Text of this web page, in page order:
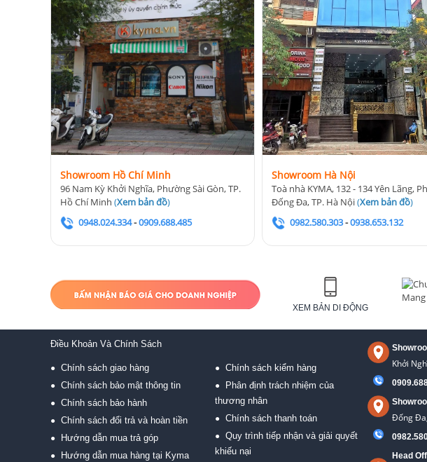
Showroom Hồ Chí Minh
96 Nam Kỳ Khởi Nghĩa, Phường Sài Gòn, TP.
Hồ Chí Minh (Xem bản đồ)
0948.024.334-0909.688.485
Showroom Hà Nội
Toà nhà KYMA, 132 - 134 Yên Lãng,
Đống Đa, TP. Hà Nội(Xem bản đồ)
0982.580.303-0938.653.132
XEM BẢN DI ĐỘNG
Điều Khoản Và Chính Sách
● Chính sách giao hàng
● Chính sách bảo mật thông tin
● Chính sách bảo hành
● Chính sách đổi trả và hoàn tiền
● Hướng dẫn mua trả góp
● Hướng dẫn mua hàng tại Kyma
● Chính sách kiểm hàng
●
Phân định trách nhiệm của
thương nhân
● Chính sách thanh toán
● Quy trình tiếp nhận và giải quyết
khiếu nại
Khởi
Đống
Head